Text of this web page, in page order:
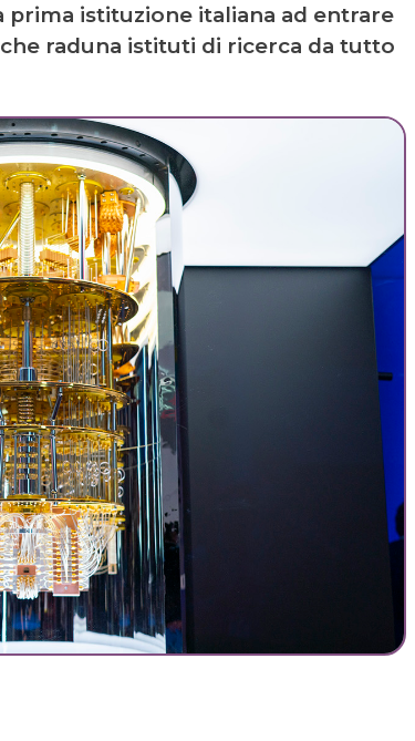
prima istituzione italiana ad entrare
raduna istituti di ricerca da tutto